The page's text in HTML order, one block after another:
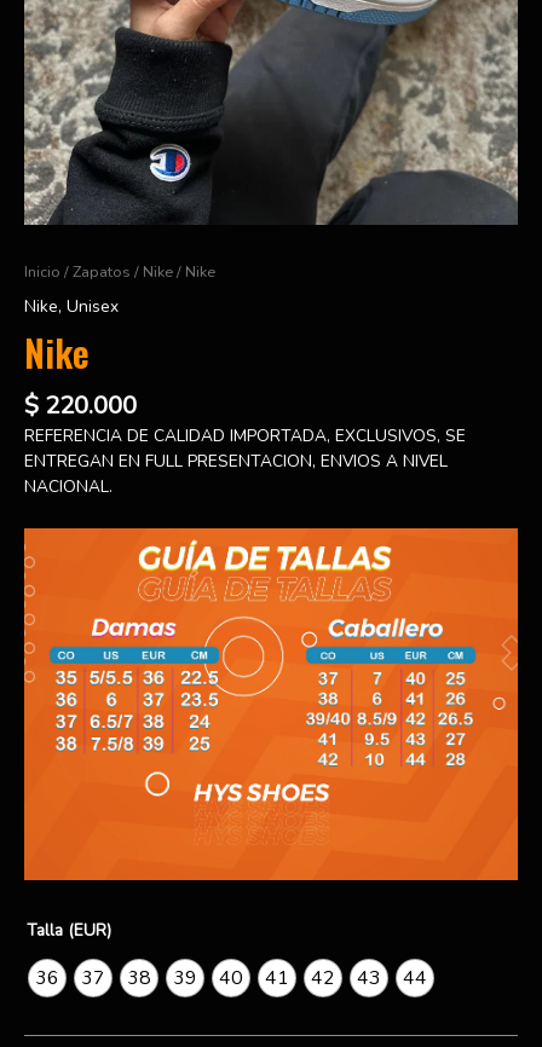
Inicio /Zapatos / Nike/ Nike
Nike, Unisex
Nike
$ 220.000
REFERENCIA DE CALIDAD IMPORTADA, EXCLUSIVOS, SE
ENTREGAN EN FULL PRESENTACION, ENVIOS A NIVEL
NACIONAL.
Talla (EUR)
36 37 38 39 40 41 42 43 44